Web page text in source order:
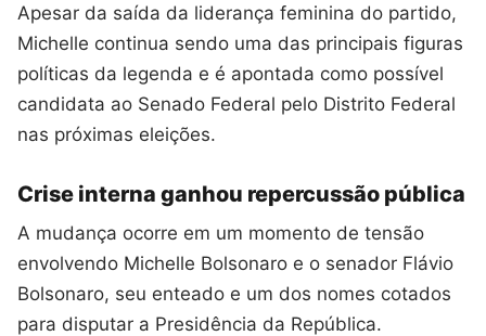
Apesar da saída da liderança feminina do partido,
Michelle continua sendo uma das principais figuras
políticas da legenda e é apontada como possível
candidata ao Senado Federal pelo Distrito Federal
nas próximas eleições.
Crise interna ganhou repercussão pública
A mudança ocorre em um momento de tensão
envolvendo Michelle Bolsonaro e o senador Flávio
Bolsonaro, seu enteado e um dos nomes cotados
para disputar a Presidência da República.